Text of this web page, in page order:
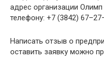
адрес организации
телефону: +7 (3842)
Написать отзыв о
оставить заявку можно